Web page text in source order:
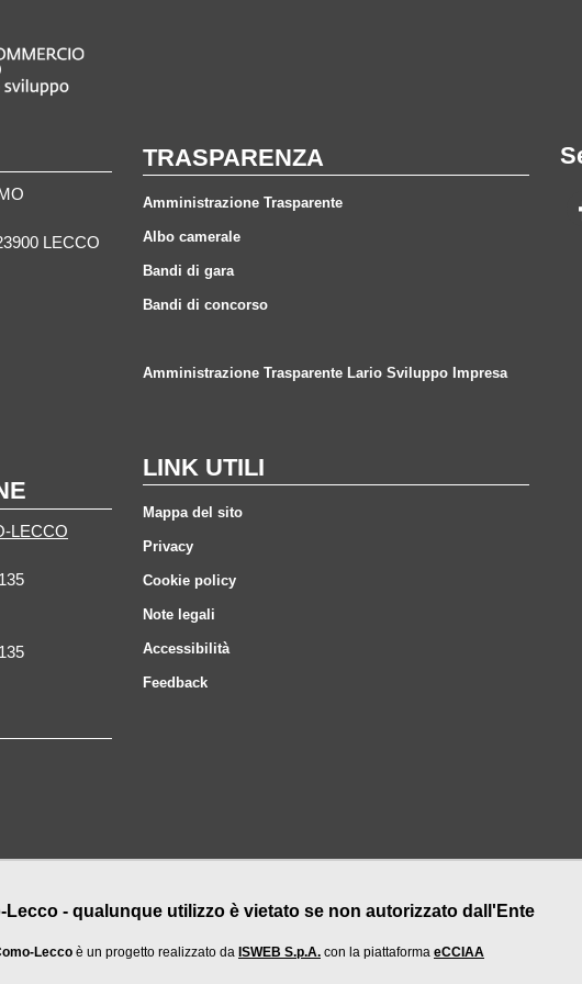
LECCO
LECCO
TRASPARENZA
Amministrazione Trasparente
Albo camerale
Bandi di gara
Bandi di concorso
Amministrazione Trasparente Lario Sviluppo Impresa
LINK UTILI
Mappa del sito
Privacy
Cookie policy
Note legali
Accessibilità
Feedback
Lecco - qualunque utilizzo è vietato se non autorizzato dall'Ente
Lecco è un progetto realizzato da ISWEB S.p.A. con la piattaforma eCCIAA